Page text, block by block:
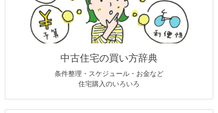
中古住宅の買い方辞典
条件整理・スケジュール・お金など
住宅購入のいろいろ